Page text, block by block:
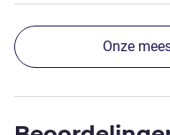
Onze